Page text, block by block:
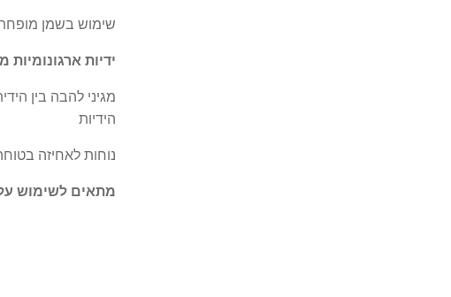
שימוש בשמן
ידיות ארגונומיות
מגיני להבה בין
הידיות
נוחות לאחיזה
מתאים לשימוש על